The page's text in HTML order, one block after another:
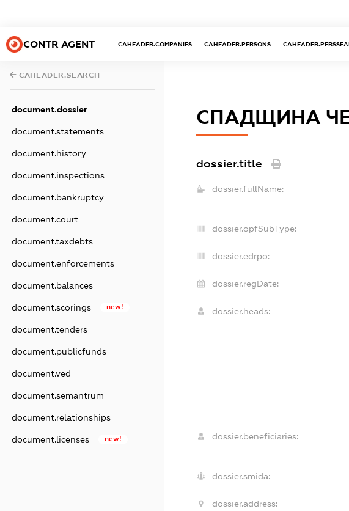
CONTR AGENT CAHEADER.COMPANIES CAHEADER.PERSONS
CAHEADER.SEARCH
document.dossier
document.statements
document.history
document.inspections
document.bankruptcy
document.court
document.taxdebts
document.enforcements
document.balances
document.scorings new!
document.tenders
document.publicfunds
document.ved
document.semantrum
document.relationships
document.licenses new!
СПАДЩИНА
dossier.title
dossier.fullName:
dossier.opfSubType:
dossier.edrpo:
dossier.regDate:
dossier.heads:
dossier.beneficiaries:
dossier.smida:
dossier.address: